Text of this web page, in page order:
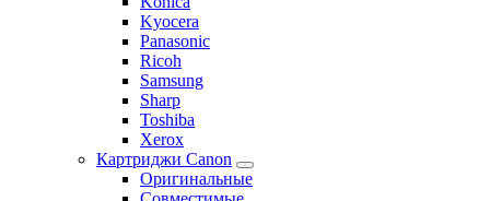
Kyocera
Panasonic
Ricoh
Samsung
Sharp
Toshiba
Xerox
Картриджи Canon
Оригинальные